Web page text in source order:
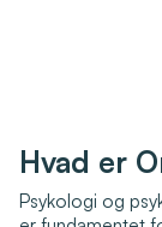
Hvad er
Psykologi og